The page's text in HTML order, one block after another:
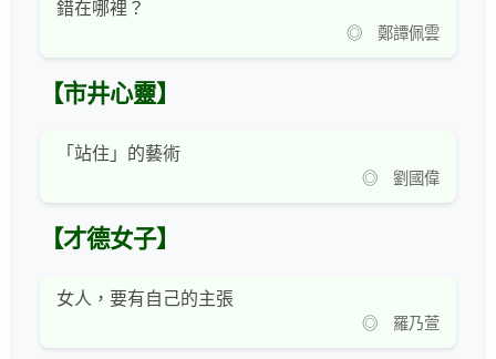
錯在哪裡？
◎ 鄭譚佩雲
【市井心靈】
「站住」的藝術
◎ 劉國偉
【才德女子】
女人，要有自己的主張
◎ 羅乃萱